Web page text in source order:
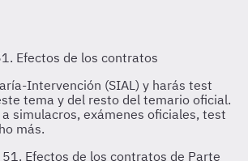
51. Efectos de los contratos de Parte